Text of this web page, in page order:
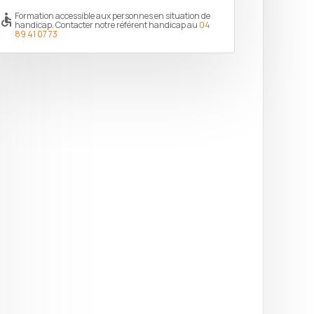
Formation accessible aux personnes en situation de
handicap. Contacter notre référent handicap au 04
89 41 07 73